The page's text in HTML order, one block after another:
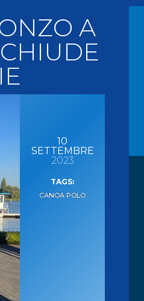
Sport per tutti
A
10
SETTEMBRE
2023
CANOA POLO